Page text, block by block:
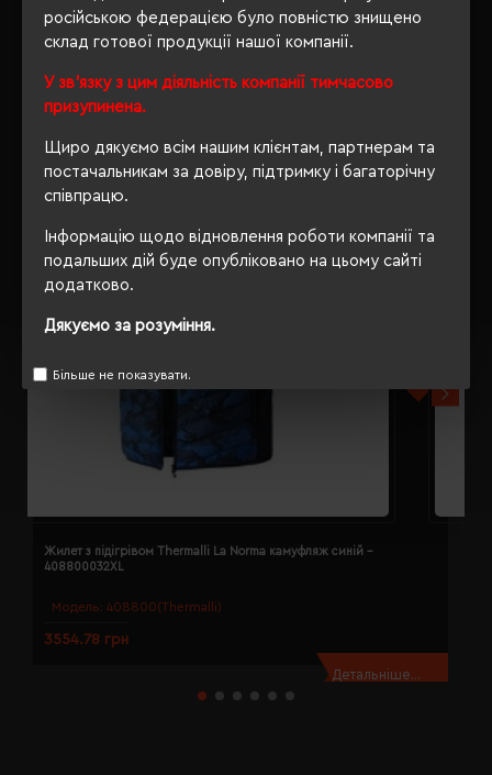
російською федерацією було повністю знищено
склад готової продукції нашої компанії.
У зв'язку з цим діяльність компанії тимчасово
призупинена.
Щиро дякуємо всім нашим клієнтам, партнерам та
постачальникам за довіру, підтримку і багаторічну
співпрацю.
Інформацію щодо відновлення роботи компанії та
подальших дій буде опубліковано на цьому сайті
додатково.
Дякуємо за розуміння.
Більше не показувати.
РЕКОМЕНДУЄМО
Модель: 408800(Thermalli)
Жилет з підігрівом Thermalli La Norma камуфляж синій -
408800032XL
3554.78 грн
Детальніше...